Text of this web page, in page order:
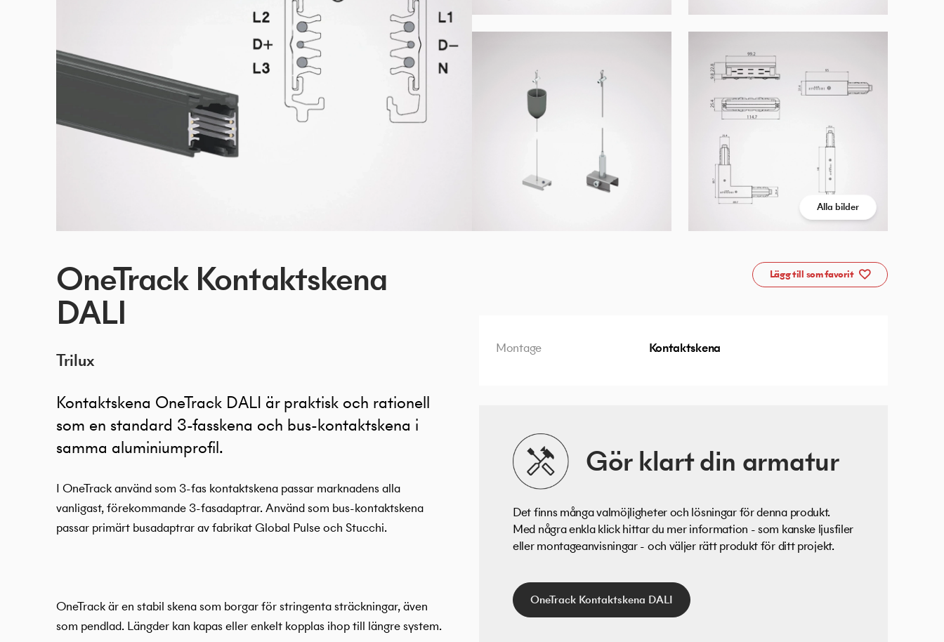
Alla bilder
OneTrack Kontaktskena
DALI
Trilux
Kontaktskena OneTrack DALI är praktisk och rationell
som en standard 3-fasskena och bus-kontaktskena i
samma aluminiumprofil.
I OneTrack använd som 3-fas kontaktskena passar marknadens alla
vanligast, förekommande 3-fasadaptrar. Använd som bus-kontaktskena
passar primärt busadaptrar av fabrikat Global Pulse och Stucchi.
OneTrack är en stabil skena som borgar för stringenta sträckningar, även
som pendlad. Längder kan kapas eller enkelt kopplas ihop till längre system.
Lägg till som favorit
Montage Kontaktskena
Gör klart din armatur
Det finns många valmöjligheter och lösningar för denna produkt.
Med några enkla klick hittar du mer information - som kanske ljusfiler
eller montageanvisningar - och väljer rätt produkt för ditt projekt.
OneTrack Kontaktskena DALI